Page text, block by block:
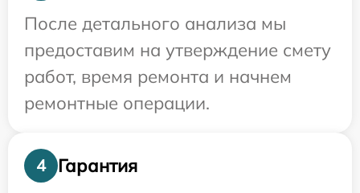
После детального анализа мы
предоставим на утверждение смету
работ, время ремонта и начнем
ремонтные операции.
4
Гарантия